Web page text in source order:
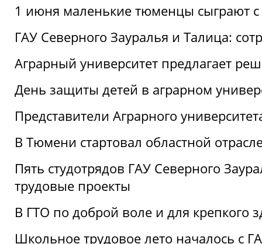
1 июня маленькие тюменцы сыграют с
ГАУ Северного Зауралья и Талица:
Аграрный университет предлагает
День защиты детей в аграрном
Представители Аграрного
В Тюмени стартовал областной
Пять студотрядов ГАУ Северного
трудовые проекты
В ГТО по доброй воле и для крепкого
Школьное трудовое лето началось с